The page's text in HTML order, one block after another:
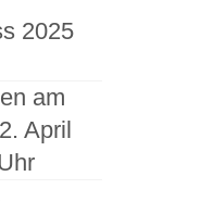
2025
am
April